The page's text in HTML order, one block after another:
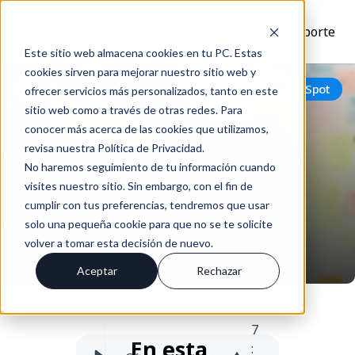
Este sitio web almacena cookies en tu PC. Estas
cookies sirven para mejorar nuestro sitio web y
ofrecer servicios más personalizados, tanto en este
sitio web como a través de otras redes. Para
conocer más acerca de las cookies que utilizamos,
revisa nuestra Política de Privacidad.
No haremos seguimiento de tu información cuando
visites nuestro sitio. Sin embargo, con el fin de
cumplir con tus preferencias, tendremos que usar
solo una pequeña cookie para que no se te solicite
volver a tomar esta decisión de nuevo.
Aceptar Rechazar
Soporte
Volver HubSpot
¿Cómo involucrar a tu
equipo en la adopción del
CRM?
Nov 20, 2024
7
:
En esta